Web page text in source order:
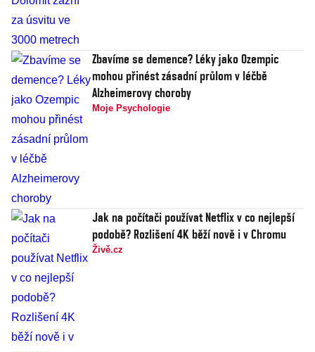
Zbavíme se demence? Léky jako Ozempic
mohou přinést zásadní průlom v léčbě
Alzheimerovy choroby
Moje Psychologie
Jak na počítači používat Netflix v co nejlepší
podobě? Rozlišení 4K běží nově i v Chromu
Živě.cz